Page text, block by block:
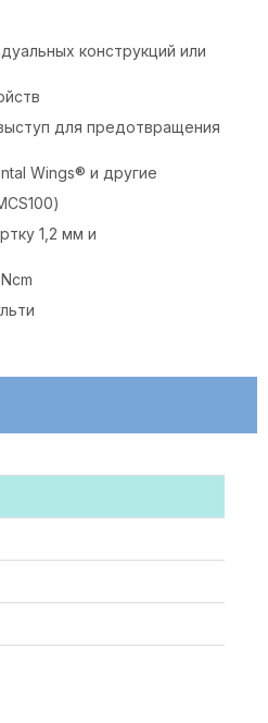
конструкций или
для предотвращения
Wings® и другие
1,2 мм и